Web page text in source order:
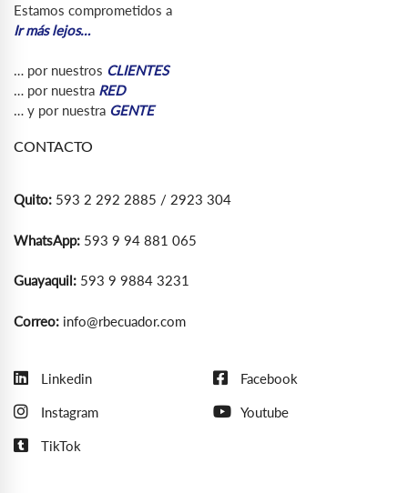
Estamos comprometidos a
Ir más lejos…
… por nuestros CLIENTES
… por nuestra RED
… y por nuestra GENTE
CONTACTO
Quito: 593 2 292 2885 / 2923 304
WhatsApp: 593 9 94 881 065
Guayaquil: 593 9 9884 3231
Correo: info@rbecuador.com
Linkedin Facebook
Instagram Youtube
TikTok